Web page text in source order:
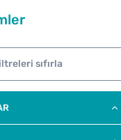
sıfırla